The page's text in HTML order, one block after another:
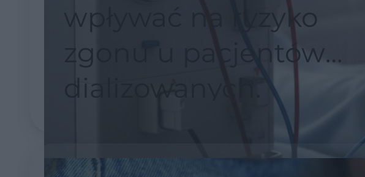
wpływać na ryzyko
zgonu u pacjentów
dializowanych.
Naukowcy odkryli
zaskakującą zależność